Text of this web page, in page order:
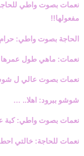
نعمات بصوت واطي
مفعولها!!
الحاجة بصوت واطي:
نعمات: ماهي طول عمرها
نعمات بصوت عالي ل
شوشو ببرود: اهلا.. …
نعمات بصوت واطي: كبة
نعمات للحاجة: خالتي